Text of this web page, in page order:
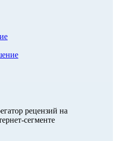
рецензий на
сегменте